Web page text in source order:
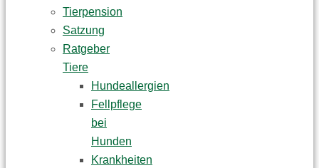
Tierpension
Satzung
Ratgeber
Tiere
Hundeallergien
Fellpflege
bei
Hunden
Krankheiten